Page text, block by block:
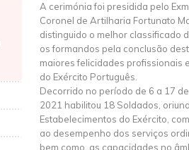
A cerimónia foi presidida pelo
Coronel de Artilharia Fortunato
distinguido o melhor classificado
os formandos pela conclusão
maiores felicidades profissionais
do Exército Português.
Decorrido no período de 6 a 17
2021 habilitou 18 Soldados,
Estabelecimentos do Exército,
ao desempenho dos serviços
bem como, as capacidades no